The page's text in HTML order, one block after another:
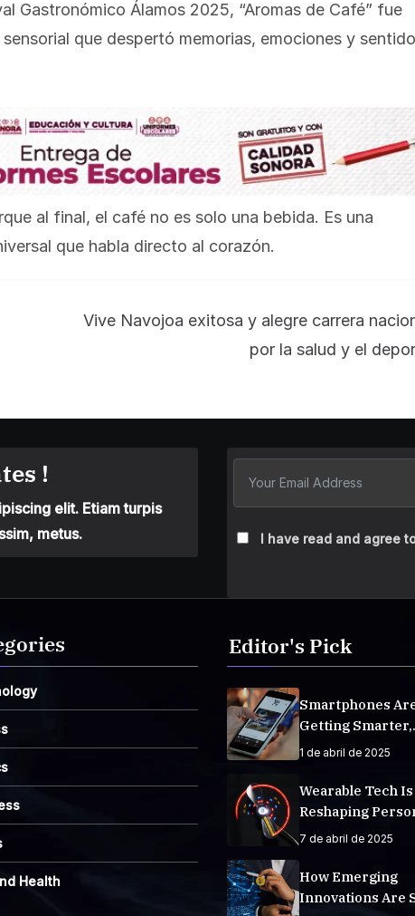
Gastronómico Álamos 2025, “Aromas de Café” fue
que despertó memorias, emociones y
al final, el café no es solo una bebida. Es una
que habla directo al corazón.
Vive Navojoa exitosa y alegre carrera
por la salud y el
!
elit. Etiam turpis
metus.
I have read and agree
Health
Editor's Pick
Smartphones
Getting Smarter,
Integrating AI
1 de abril de 2025
Wearable Tech Is
Reshaping
Fitness Tracking
7 de abril de 2025
How Emerging
Innovations Are